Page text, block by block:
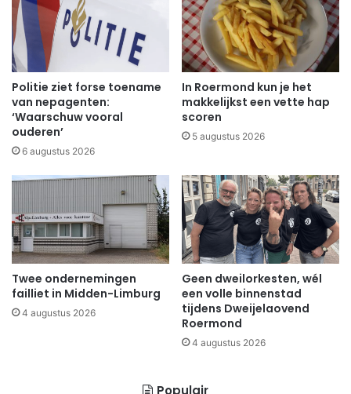
Politie ziet forse toename
van nepagenten:
‘Waarschuw vooral
ouderen’
6 augustus 2026
In Roermond kun je het
makkelijkst een vette hap
scoren
5 augustus 2026
Twee ondernemingen
failliet in Midden-Limburg
4 augustus 2026
Geen dweilorkesten, wél
een volle binnenstad
tijdens Dweijelaovend
Roermond
4 augustus 2026
Populair